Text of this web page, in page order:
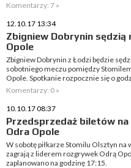
Komentarzy: 7 »
12.10.17 13:34
Zbigniew Dobrynin sędzią
Opole
Zbigniew Dobrynin z Łodzi będzie
sobotniego meczu pomiędzy
Opole. Spotkanie rozpocznie się o
Komentarzy: 0 »
10.10.17 08:37
Przedsprzedaż biletów
Odra Opole
W sobotę piłkarze Stomilu Olsztyn na
zagrają z liderem rozgrywek Odrą
zaplanowano na godzinę 17:15.